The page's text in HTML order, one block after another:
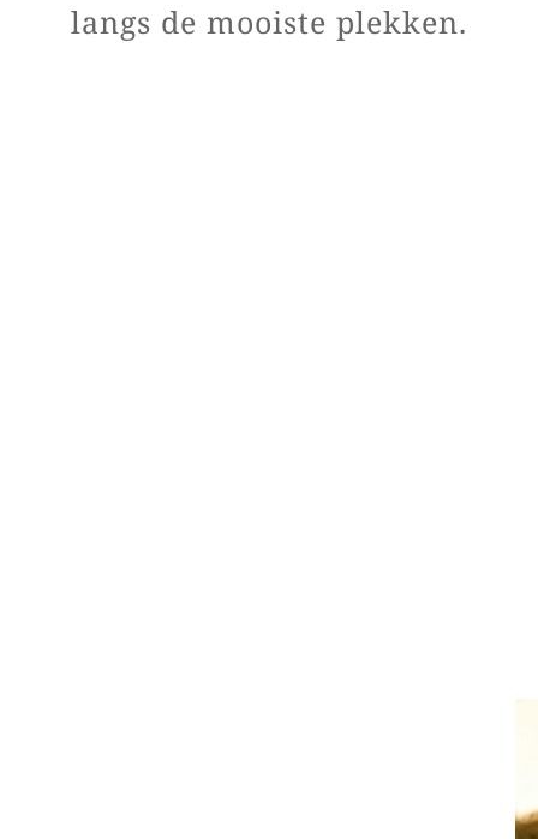
langs de mooiste plekken.